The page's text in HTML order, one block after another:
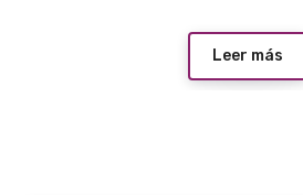
Leer más